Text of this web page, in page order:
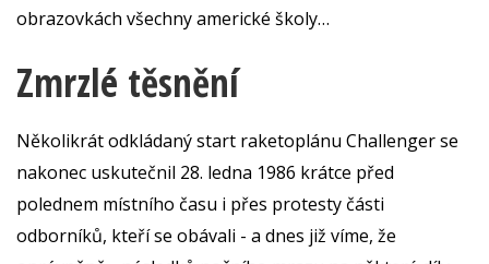
obrazovkách všechny americké školy…
Zmrzlé těsnění
Několikrát odkládaný start raketoplánu Challenger se
nakonec uskutečnil 28. ledna 1986 krátce před
polednem místního času i přes protesty části
odborníků, kteří se obávali - a dnes již víme, že